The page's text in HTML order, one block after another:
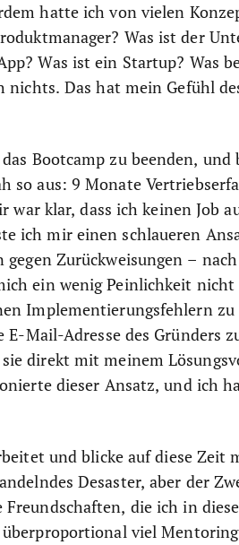
hatte ich von vielen
Was ist der
Was ist ein Startup? Was
nichts. Das hat mein Gefühl
Bootcamp zu beenden, und
so aus: 9 Monate
klar, dass ich keinen Job
ich mir einen schlaueren
Zurückweisungen –
ein wenig Peinlichkeit nicht
Implementierungsfehlern
Mail-Adresse des Gründers
direkt mit meinem
dieser Ansatz, und ich
und blicke auf diese Zeit
Desaster, aber der
die ich in
viel